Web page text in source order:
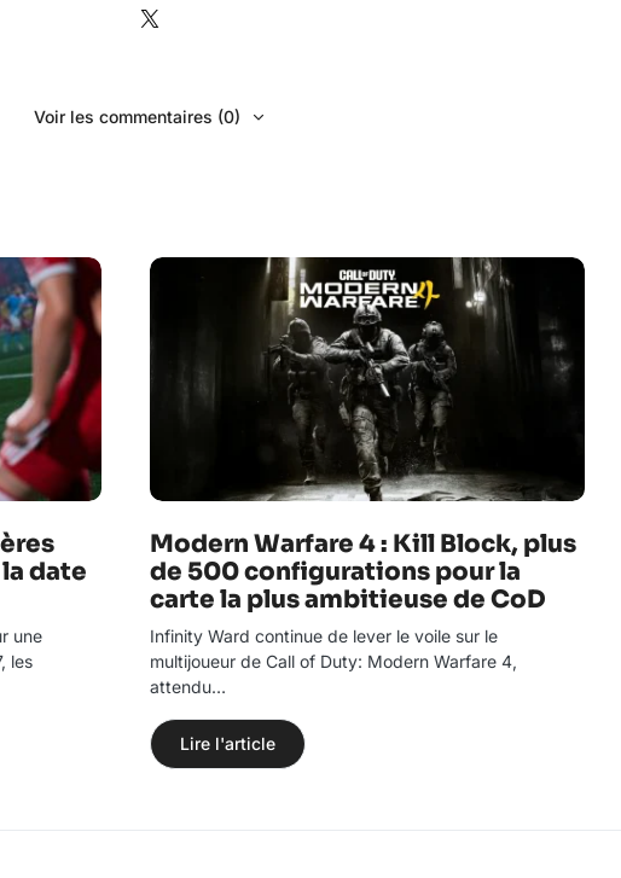
Voir les commentaires (0)
date
une
les
Modern Warfare 4 : Kill Block, plus
de 500 configurations pour la
carte la plus ambitieuse de CoD
Infinity Ward continue de lever le voile sur le
multijoueur de Call of Duty: Modern Warfare 4,
attendu…
Lire l'article